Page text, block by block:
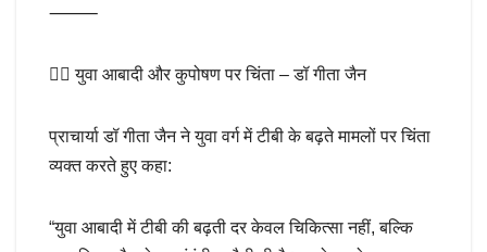
⸻
👩‍⚕️ युवा आबादी और कुपोषण पर चिंता – डॉ गीता जैन
प्राचार्या डॉ गीता जैन ने युवा वर्ग में टीबी के बढ़ते मामलों पर चिंता
व्यक्त करते हुए कहा:
“युवा आबादी में टीबी की बढ़ती दर केवल चिकित्सा नहीं, बल्कि